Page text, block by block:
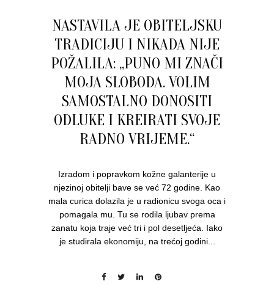
NASTAVILA JE OBITELJSKU
TRADICIJU I NIKADA NIJE
POŽALILA: „PUNO MI ZNAČI
MOJA SLOBODA. VOLIM
SAMOSTALNO DONOSITI
ODLUKE I KREIRATI SVOJE
RADNO VRIJEME.“
Izradom i popravkom kožne galanterije u
njezinoj obitelji bave se već 72 godine. Kao
mala curica dolazila je u radionicu svoga oca i
pomagala mu. Tu se rodila ljubav prema
zanatu koja traje već tri i pol desetljeća. Iako
je studirala ekonomiju, na trećoj godini...